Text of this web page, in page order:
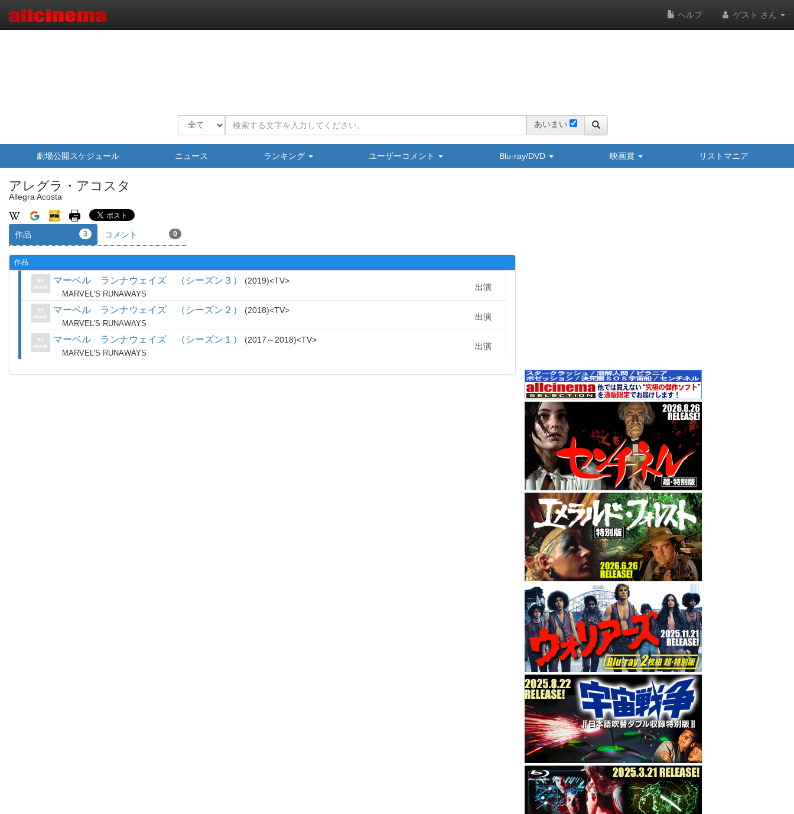
ヘルプ ゲスト さん
あいまい
劇場公開スケジュール ニュース ランキング ユーザーコメント Blu-ray/DVD 映画賞 リストマニア
アレグラ・アコスタ
Allegra Acosta
作品 3 コメント 0
作品
マーベル ランナウェイズ （シーズン３） 2019 TV
MARVEL'S RUNAWAYS
出演
マーベル ランナウェイズ （シーズン２） 2018 TV
MARVEL'S RUNAWAYS
出演
マーベル ランナウェイズ （シーズン１） 2017～2018 TV
MARVEL'S RUNAWAYS
出演